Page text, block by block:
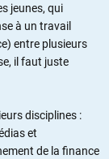
jeunes, qui
à un travail
entre plusieurs
il faut juste
disciplines :
et
de la finance